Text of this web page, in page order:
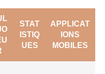
STAT
ISTIQ
UES
APPLICAT
IONS
MOBILES